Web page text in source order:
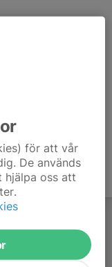
för att vår
De används
hjälpa oss att